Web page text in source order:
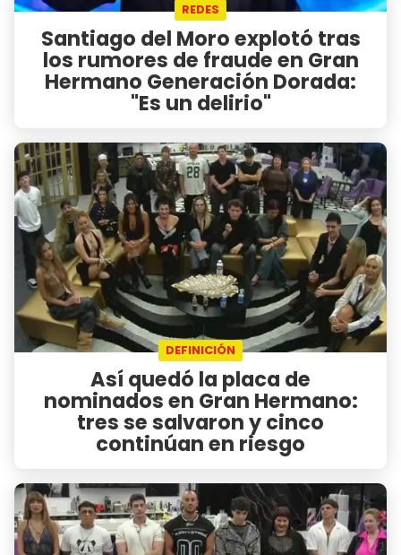
REDES
Santiago del Moro explotó tras
los rumores de fraude en Gran
Hermano Generación Dorada:
"Es un delirio"
DEFINICIÓN
Así quedó la placa de
nominados en Gran Hermano:
tres se salvaron y cinco
continúan en riesgo